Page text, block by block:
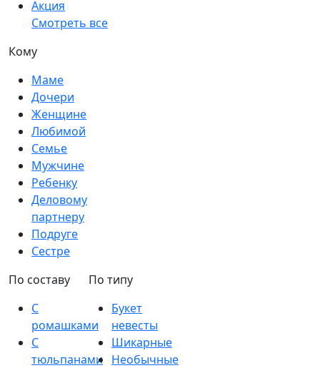
Акция
Смотреть все
Кому
Маме
Дочери
Женщине
Любимой
Семье
Мужчине
Ребенку
Деловому
партнеру
Подруге
Сестре
По составу
С
ромашками
С
тюльпанами
По типу
Букет
невесты
Шикарные
Необычные